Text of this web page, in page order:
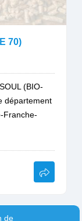
70)
(BIO-
département
Franche-
de